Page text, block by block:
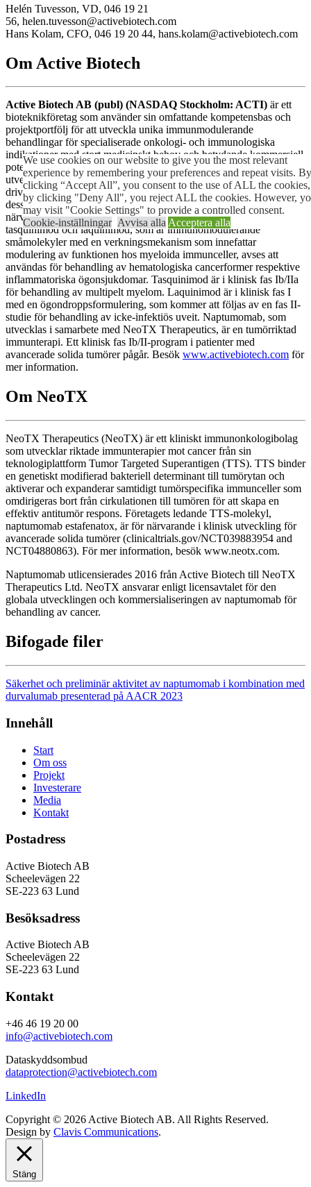
Helén Tuvesson, VD, 046 19 21
56, helen.tuvesson@activebiotech.com
Hans Kolam, CFO, 046 19 20 44, hans.kolam@activebiotech.com
Om Active Biotech
Active Biotech AB (publ) (NASDAQ Stockholm: ACTI) är ett
bioteknikföretag som använder sin omfattande kompetensbas och
projektportfölj för att utveckla unika immunmodulerande
behandlingar för specialiserade onkologi- och immunologiska
indikationer med stort medicinskt behov och betydande kommersiell
potential. Efter beslut om en ny inriktning av forsknings- och
utvecklingsverksamheten syftar Active Biotechs affärsmodell till att
driva projekt till klinisk utvecklingsfas för att sedan vidareutveckla
dessa internt eller i externa partnerskap. Active Biotech har för
närvarande tre projekt i projektportföljen: De helägda projekten
tasquinimod och laquinimod, som är immunomodulerande
småmolekyler med en verkningsmekanism som innefattar
modulering av funktionen hos myeloida immunceller, avses att
användas för behandling av hematologiska cancerformer respektive
inflammatoriska ögonsjukdomar. Tasquinimod är i klinisk fas Ib/IIa
för behandling av multipelt myelom. Laquinimod är i klinisk fas I
med en ögondroppsformulering, som kommer att följas av en fas II-
studie för behandling av icke-infektiös uveit. Naptumomab, som
utvecklas i samarbete med NeoTX Therapeutics, är en tumörriktad
immunterapi. Ett klinisk fas Ib/II-program i patienter med
avancerade solida tumörer pågår. Besök www.activebiotech.com för
mer information.
Om NeoTX
NeoTX Therapeutics (NeoTX) är ett kliniskt immunonkologibolag
som utvecklar riktade immunterapier mot cancer från sin
teknologiplattform Tumor Targeted Superantigen (TTS). TTS binder
en genetiskt modifierad bakteriell determinant till tumörytan och
aktiverar och expanderar samtidigt tumörspecifika immunceller som
omdirigeras bort från cirkulationen till tumören för att skapa en
effektiv antitumör respons. Företagets ledande TTS-molekyl,
naptumomab estafenatox, är för närvarande i klinisk utveckling för
avancerade solida tumörer (clinicaltrials.gov/NCT039883954 and
NCT04880863). För mer information, besök www.neotx.com.
Naptumomab utlicensierades 2016 från Active Biotech till NeoTX
Therapeutics Ltd. NeoTX ansvarar enligt licensavtalet för den
globala utvecklingen och kommersialiseringen av naptumomab för
behandling av cancer.
Bifogade filer
Säkerhet och preliminär aktivitet av naptumomab i kombination med
durvalumab presenterad på AACR 2023
Innehåll
Start
Om oss
Projekt
Investerare
Media
Kontakt
Postadress
Active Biotech AB
Scheelevägen 22
SE-223 63 Lund
Besöksadress
Active Biotech AB
Scheelevägen 22
SE-223 63 Lund
Kontakt
+46 46 19 20 00
info@activebiotech.com
Dataskyddsombud
dataprotection@activebiotech.com
LinkedIn
Copyright © 2026 Active Biotech AB. All Rights Reserved.
Design by Clavis Communications.
We use cookies on our website to give you the most relevant
experience by remembering your preferences and repeat visits. By
clicking “Accept All”, you consent to the use of ALL the cookies,
by clicking "Deny All", you reject ALL the cookies. However,
may visit "Cookie Settings" to provide a controlled consent.
Cookie-inställningar Avvisa alla Acceptera alla
Stäng